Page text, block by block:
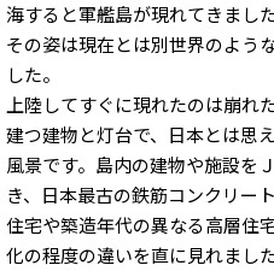
海すると軍艦島が現れてきました
その姿は現在とは別世界のよう
した。
上陸してすぐに現れたのは崩れ
建つ建物と灯台で、日本とは思
風景です。島内の建物や施設を
き、日本最古の鉄筋コンクリー
住宅や築造年代の異なる高層住
化の程度の違いを直に見れました